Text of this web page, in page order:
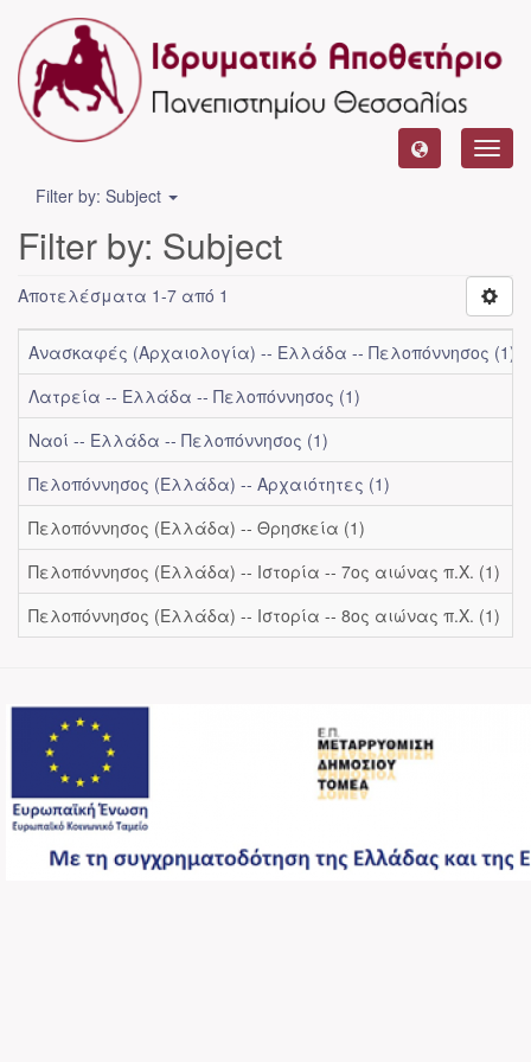
Filter by: Subject
Filter by: Subject
Αποτελέσματα 1-7 από 1
Ανασκαφές (Αρχαιολογία) -- Ελλάδα -- Πελοπόννησος (1)
Λατρεία -- Ελλάδα -- Πελοπόννησος (1)
Ναοί -- Ελλάδα -- Πελοπόννησος (1)
Πελοπόννησος (Ελλάδα) -- Αρχαιότητες (1)
Πελοπόννησος (Ελλάδα) -- Θρησκεία (1)
Πελοπόννησος (Ελλάδα) -- Ιστορία -- 7ος αιώνας π.Χ. (1)
Πελοπόννησος (Ελλάδα) -- Ιστορία -- 8ος αιώνας π.Χ. (1)